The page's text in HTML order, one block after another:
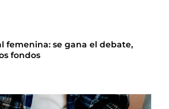
femenina: se gana el debate,
fondos